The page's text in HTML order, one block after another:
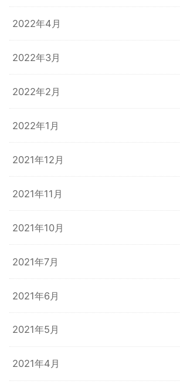
2022年4月
2022年3月
2022年2月
2022年1月
2021年12月
2021年11月
2021年10月
2021年7月
2021年6月
2021年5月
2021年4月